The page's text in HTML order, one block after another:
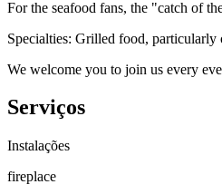
For the seafood fans, the "catch of
Specialties: Grilled food,
We welcome you to join us every
Serviços
Instalações
fireplace